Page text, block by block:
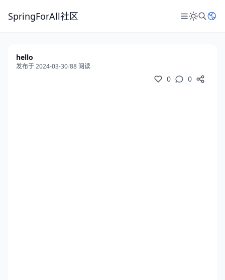
SpringForAll社区
hello
发布于 2024-03-30/88 阅读
0 0